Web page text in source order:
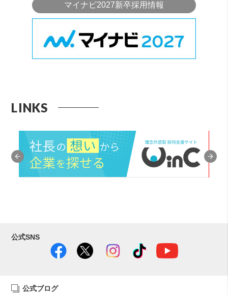
マイナビ2027新卒採用情報
LINKS
公式SNS
公式ブログ